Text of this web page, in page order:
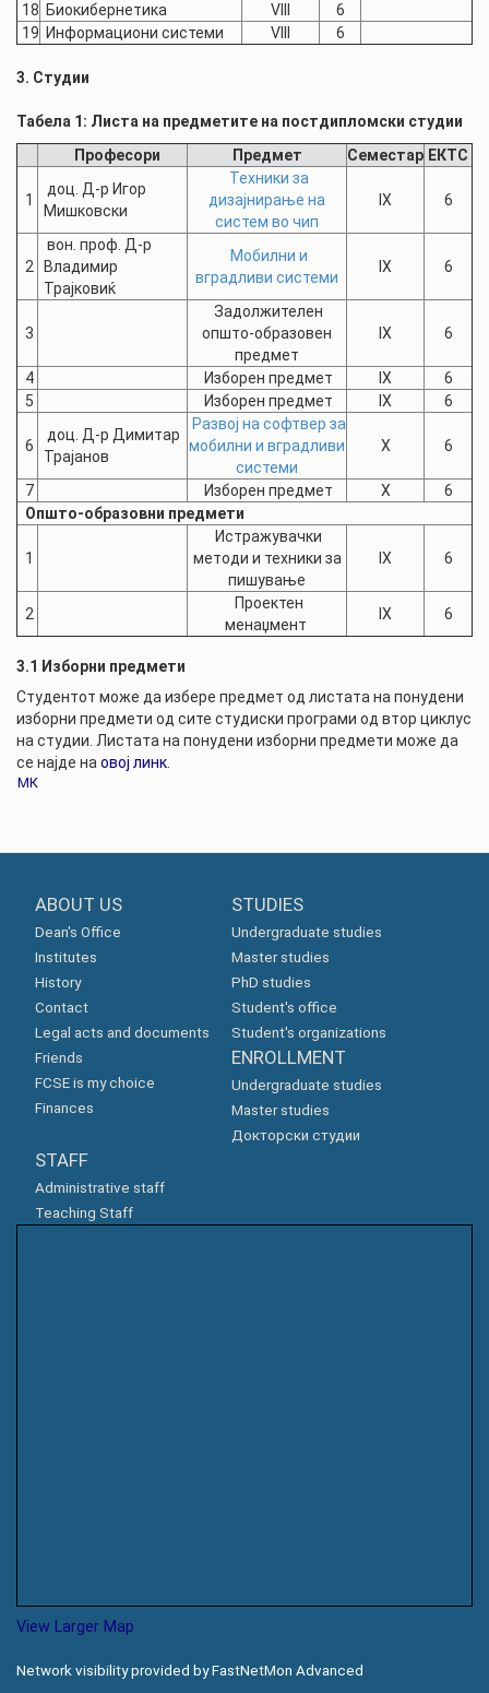
18 Биокибернетика VIII
6
19 Информациони системи VIII 6
3. Студии
Табела 1: Листа на предметите на постдипломски студии
Професори
Предмет Семестар ЕКТС
1
доц. Д-р Игор
Мишковски
Техники за
дизајнирање на
систем во чип
IX 6
2
вон. проф. Д-р
Владимир
Трајковиќ
Мобилни и
вградливи системи
IX 6
3
Задолжителен
општо-образовен
предмет
IX 6
4 Изборен предмет IX
6
5
Изборен предмет IX 6
6
доц. Д-р Димитар
Трајанов
Развој на софтвер за
мобилни и вградливи
системи
X 6
7 Изборен предмет X
6
Општо-образовни предмети
1
Истражувачки
методи и техники за
пишување
IX 6
2
Проектен
менаџмент
IX 6
3.1 Изборни предмети
Студентот може да избере предмет од листата на понудени
изборни предмети од сите студиски програми од втор циклус
на студии. Листата на понудени изборни предмети може да
се најде на овој линк
МК
ABOUT US
Dean's Office
Institutes
History
Contact
Legal acts and documents
Friends
FCSE is my choice
Finances
STUDIES
Undergraduate studies
Master studies
PhD studies
Student's office
Student's organizations
ENROLLMENT
Undergraduate studies
Master studies
Докторски студии
STAFF
Administrative staff
Teaching Staff
View Larger Map
Network visibility provided by FastNetMon Advanced